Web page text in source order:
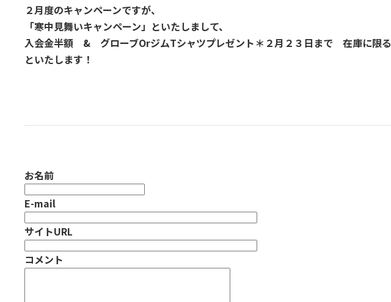
２月度のキャンペーンですが、
「寒中見舞いキャンペーン」といたしまして、
入会金半額 & グローブOrジムTシャツプレゼント＊２月２３日まで 在庫に限る
といたします！
お名前
E-mail
サイトURL
コメント